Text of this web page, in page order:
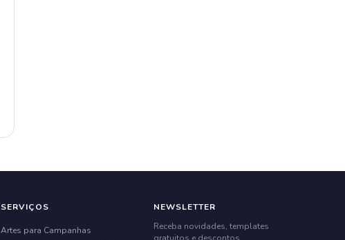
SERVIÇOS
Artes para Campanhas
NEWSLETTER
Receba novidades, templates
gratuitos e descontos